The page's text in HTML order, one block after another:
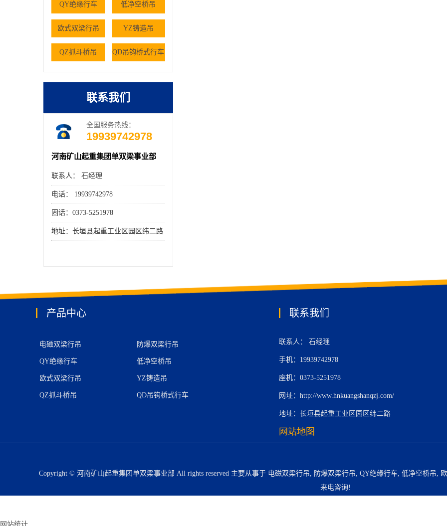
QY绝缘行车 低净空桥吊
欧式双梁行吊 YZ铸造吊
QZ抓斗桥吊 QD吊钩桥式行车
联系我们
全国服务热线：
19939742978
河南矿山起重集团单双梁事业部
联系人： 石经理
电话： 19939742978
固话：0373-5251978
地址：长垣县起重工业区园区纬二路
产品中心
电磁双梁行吊 防爆双梁行吊
QY绝缘行车 低净空桥吊
欧式双梁行吊 YZ铸造吊
QZ抓斗桥吊 QD吊钩桥式行车
联系我们
联系人： 石经理
手机：19939742978
座机：0373-5251978
网址：http://www.hnkuangshanqzj.com/
地址：长垣县起重工业区园区纬二路
网站地图
Copyright © 河南矿山起重集团单双梁事业部 All rights reserved 主要从事于 电磁双梁行吊, 防爆双梁行吊, QY绝缘行车, 低净空桥吊,
来电咨询!
网站统计